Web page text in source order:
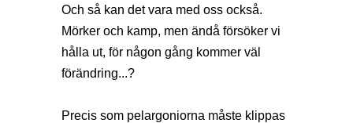
Och så kan det vara med oss också.
Mörker och kamp, men ändå försöker vi
hålla ut, för någon gång kommer väl
förändring...?
Precis som pelargoniorna måste klippas